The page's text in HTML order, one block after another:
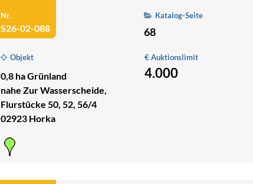
Nr.
S26-02-088
Katalog-Seite
68
€ Auktionslimit
4.000
Objekt
0,8 ha Grünland
nahe Zur Wasserscheide,
Flurstücke 50, 52, 56/4
02923 Horka